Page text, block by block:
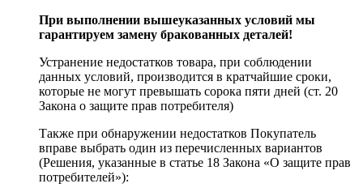
При выполнении вышеуказанных условий мы
гарантируем замену бракованных деталей!
Устранение недостатков товара, при соблюдении
данных условий, производится в кратчайшие сроки,
которые не могут превышать сорока пяти дней (ст. 20
Закона о защите прав потребителя)
Также при обнаружении недостатков Покупатель
вправе выбрать один из перечисленных вариантов
(Решения, указанные в статье 18 Закона «О защите прав
потребителей»):